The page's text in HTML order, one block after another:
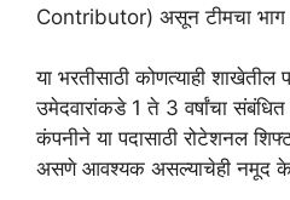
Contributor) असून टीमचा भाग
या भरतीसाठी कोणत्याही
उमेदवारांकडे 1 ते 3 वर्षांचा
कंपनीने या पदासाठी रोटेशनल
असणे आवश्यक असल्याचेही नमूद